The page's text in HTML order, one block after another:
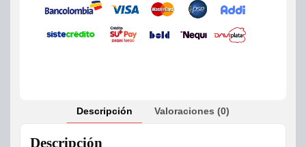
Descripción Valoraciones (0)
Descripción